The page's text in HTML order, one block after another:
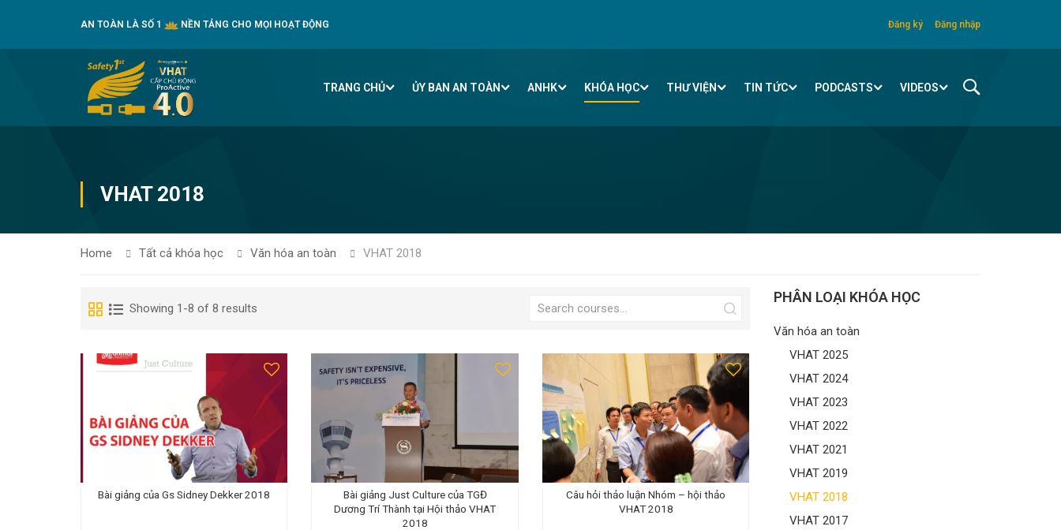
AN TOÀN LÀ SỐ 1 NỀN TẢNG CHO MỌI HOẠT ĐỘNG Đăng ký Đăng nhập
TRANG CHỦ ỦY BAN AN TOÀN ANHK KHÓA HỌC THƯ VIỆN TIN TỨC PODCASTS VIDEOS
VHAT 2018
Home Tất cả khóa học Văn hóa an toàn VHAT 2018
Showing 1-8 of 8 results
Bài giảng của Gs Sidney Dekker 2018
Bài giảng Just Culture của TGĐ
Dương Trí Thành tại Hội thảo VHAT
2018
Câu hỏi thảo luận Nhóm – hội thảo
VHAT 2018
PHÂN LOẠI KHÓA HỌC
Văn hóa an toàn
VHAT 2025
VHAT 2024
VHAT 2023
VHAT 2022
VHAT 2021
VHAT 2019
VHAT 2018
VHAT 2017